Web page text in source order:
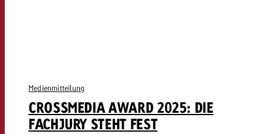
Medienmitteilung
CROSSMEDIA AWARD 2025: DIE
FACHJURY STEHT FEST